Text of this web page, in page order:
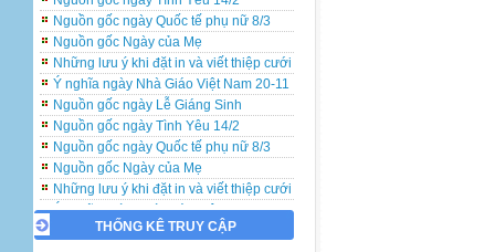
Nguồn gốc ngày Quốc tế phụ nữ 8/3
Nguồn gốc Ngày của Mẹ
Những lưu ý khi đặt in và viết thiệp cưới
Ý nghĩa ngày Nhà Giáo Việt Nam 20-11
Nguồn gốc ngày Lễ Giáng Sinh
Nguồn gốc ngày Tình Yêu 14/2
Nguồn gốc ngày Quốc tế phụ nữ 8/3
Nguồn gốc Ngày của Mẹ
Những lưu ý khi đặt in và viết thiệp cưới
Ý nghĩa ngày Nhà Giáo Việt Nam 20-11
Nguồn gốc ngày Lễ Giáng Sinh
Nguồn gốc ngày Tình Yêu 14/2
THỐNG KÊ TRUY CẬP